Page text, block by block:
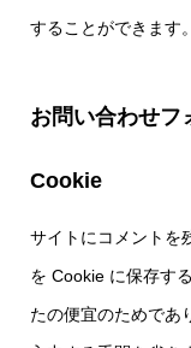
することができます。
お問い合わせフ
Cookie
サイトにコメントを
を Cookie に保存す
たの便宜のためであ